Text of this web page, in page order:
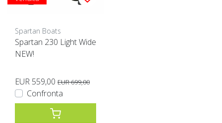
Spartan Boats
Spartan 230 Light Wide
NEW!
EUR 559,00 EUR 699,00
Confronta